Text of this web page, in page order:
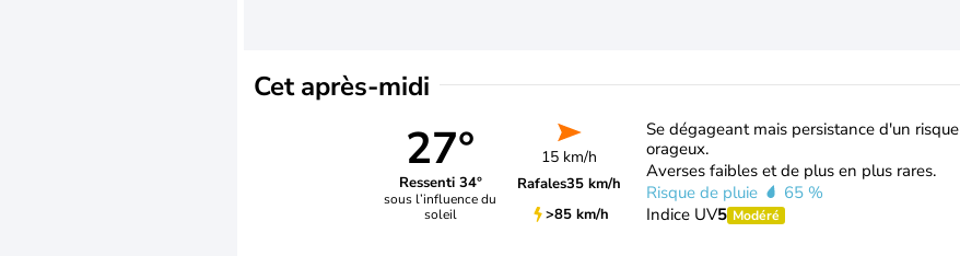
Cet après-midi
27°
Ressenti 34°
sous l’influence du
soleil
15 km/h
Rafales35 km/h
>85 km/h
Se dégageant mais persistance d'un risque
orageux.
Averses faibles et de plus en plus rares.
Risque de pluie
65 %
Indice UV5 Modéré